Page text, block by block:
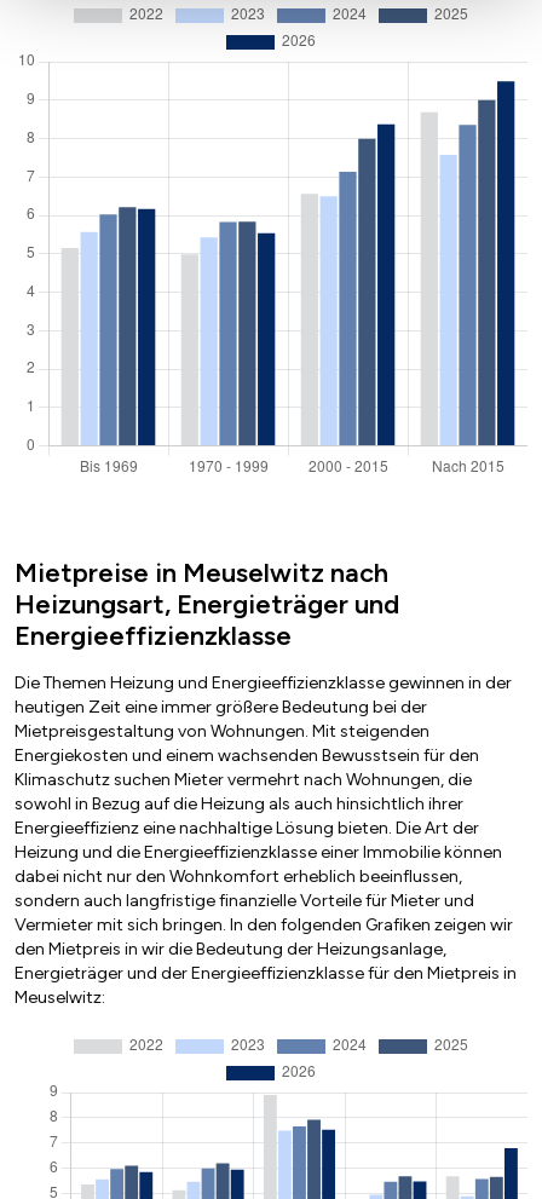
Mietpreise in Meuselwitz nach
Heizungsart, Energieträger und
Energieeffizienzklasse
Die Themen Heizung und Energieeffizienzklasse gewinnen in der
heutigen Zeit eine immer größere Bedeutung bei der
Mietpreisgestaltung von Wohnungen. Mit steigenden
Energiekosten und einem wachsenden Bewusstsein für den
Klimaschutz suchen Mieter vermehrt nach Wohnungen, die
sowohl in Bezug auf die Heizung als auch hinsichtlich ihrer
Energieeffizienz eine nachhaltige Lösung bieten. Die Art der
Heizung und die Energieeffizienzklasse einer Immobilie können
dabei nicht nur den Wohnkomfort erheblich beeinflussen,
sondern auch langfristige finanzielle Vorteile für Mieter und
Vermieter mit sich bringen. In den folgenden Grafiken zeigen wir
den Mietpreis in wir die Bedeutung der Heizungsanlage,
Energieträger und der Energieeffizienzklasse für den Mietpreis in
Meuselwitz: